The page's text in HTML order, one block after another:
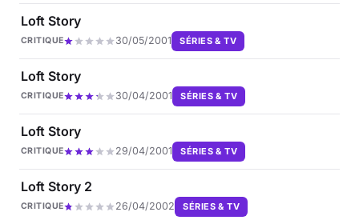
Loft Story
CRITIQUE 30/05/2001 SÉRIES & TV
Loft Story
CRITIQUE 30/04/2001 SÉRIES & TV
Loft Story
CRITIQUE 29/04/2001 SÉRIES & TV
Loft Story 2
CRITIQUE 26/04/2002 SÉRIES & TV